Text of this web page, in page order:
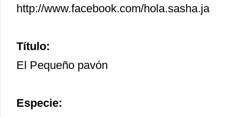
http://www.facebook.com/hola.sasha.ja
Título:
El Pequeño pavón
Especie: